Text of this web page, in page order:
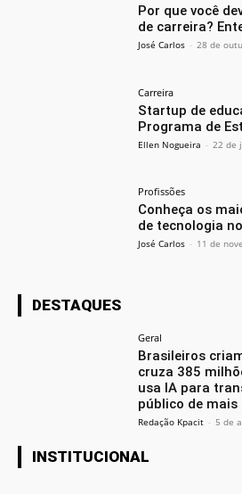
Por que você
de carreira?
José Carlos - 28 de
Carreira
Startup de
Programa de
Ellen Nogueira - 22 de
Profissões
Conheça os
de tecnologia
José Carlos - 11 de
DESTAQUES
Geral
Brasileiros
cruza 385
usa IA para
público de mais
Redação Kpacit - 5 de
INSTITUCIONAL